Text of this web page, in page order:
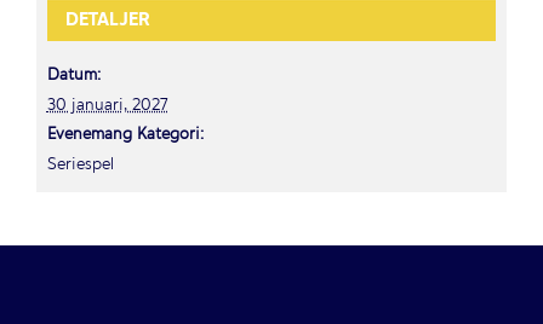
DETALJER
Datum:
30 januari, 2027
Evenemang Kategori:
Seriespel